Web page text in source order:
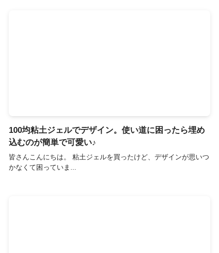
100均粘土ジェルでデザイン。使い道に困ったら埋め
込むのが簡単で可愛い♪
皆さんこんにちは。 粘土ジェルを買ったけど、デザインが思いつ
かなくて困っていま...